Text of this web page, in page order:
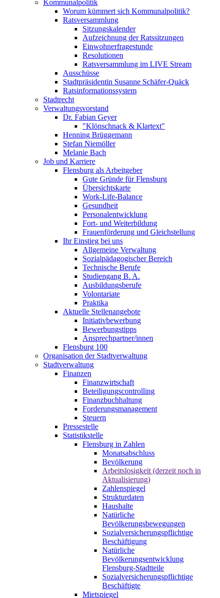
Kommunalpolitik
Worum kümmert sich Kommunalpolitik?
Ratsversammlung
Sitzungskalender
Aufzeichnung der Ratssitzungen
Einwohnerfragestunde
Resolutionen
Ratsversammlung im LIVE Stream
Ausschüsse
Stadtpräsidentin Susanne Schäfer-Quäck
Ratsinformationssystem
Stadtrecht
Verwaltungsvorstand
Dr. Fabian Geyer
"Klönschnack & Klartext"
Henning Brüggemann
Stefan Niemöller
Melanie Bach
Job und Karriere
Flensburg als Arbeitgeber
Gute Gründe für Flensburg
Übersichtskarte
Work-Life-Balance
Gesundheit
Personalentwicklung
Fort- und Weiterbildung
Frauenförderung und Gleichstellung
Ihr Einstieg bei uns
Allgemeine Verwaltung
Sozialpädagogischer Bereich
Technische Berufe
Studiengang B. A.
Ausbildungsberufe
Volontariate
Praktika
Aktuelle Stellenangebote
Initiativbewerbung
Bewerbungstipps
Ansprechpartner/innen
Flensburg 100
Organisation der Stadtverwaltung
Stadtverwaltung
Finanzen
Finanzwirtschaft
Beteiligungscontrolling
Finanzbuchhaltung
Forderungsmanagement
Steuern
Pressestelle
Statistikstelle
Flensburg in Zahlen
Monatsabschluss
Bevölkerung
Arbeitslosigkeit (derzeit noch in
Aktualisierung)
Zahlenspiegel
Strukturdaten
Haushalte
Natürliche
Bevölkerungsbewegungen
Sozialversicherungspflichtige
Beschäftigung
Natürliche
Bevölkerungsentwicklung
Flensburg-Stadtteile
Sozialversicherungspflichtige
Beschäftigte
Mietspiegel